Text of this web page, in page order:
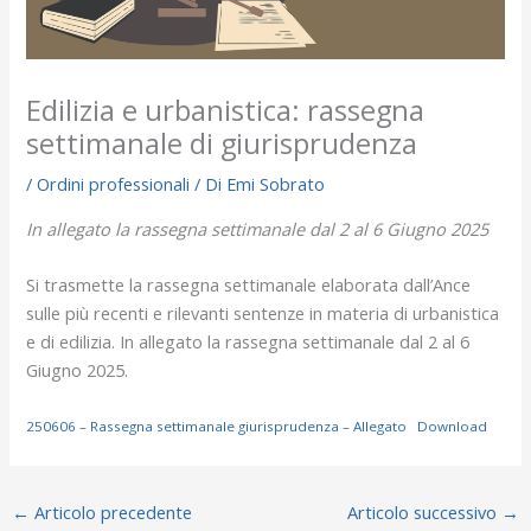
Edilizia e urbanistica: rassegna
settimanale di giurisprudenza
/Ordini professionali / Di Emi Sobrato
In allegato la rassegna settimanale dal 2 al 6 Giugno 2025
Si trasmette la rassegna settimanale elaborata dall’Ance
sulle più recenti e rilevanti sentenze in materia di urbanistica
e di edilizia. In allegato la rassegna settimanale dal 2 al 6
Giugno 2025.
250606 – Rassegna settimanale giurisprudenza – Allegato Download
← Articolo precedente Articolo successivo →